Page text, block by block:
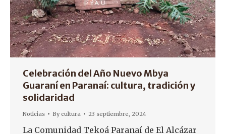
Celebración del Año Nuevo Mbya
Guaraní en Paranaí: cultura, tradición y
solidaridad
Noticias Bycultura 23 septiembre, 2024
La Comunidad Tekoá Paranaí de El Alcázar